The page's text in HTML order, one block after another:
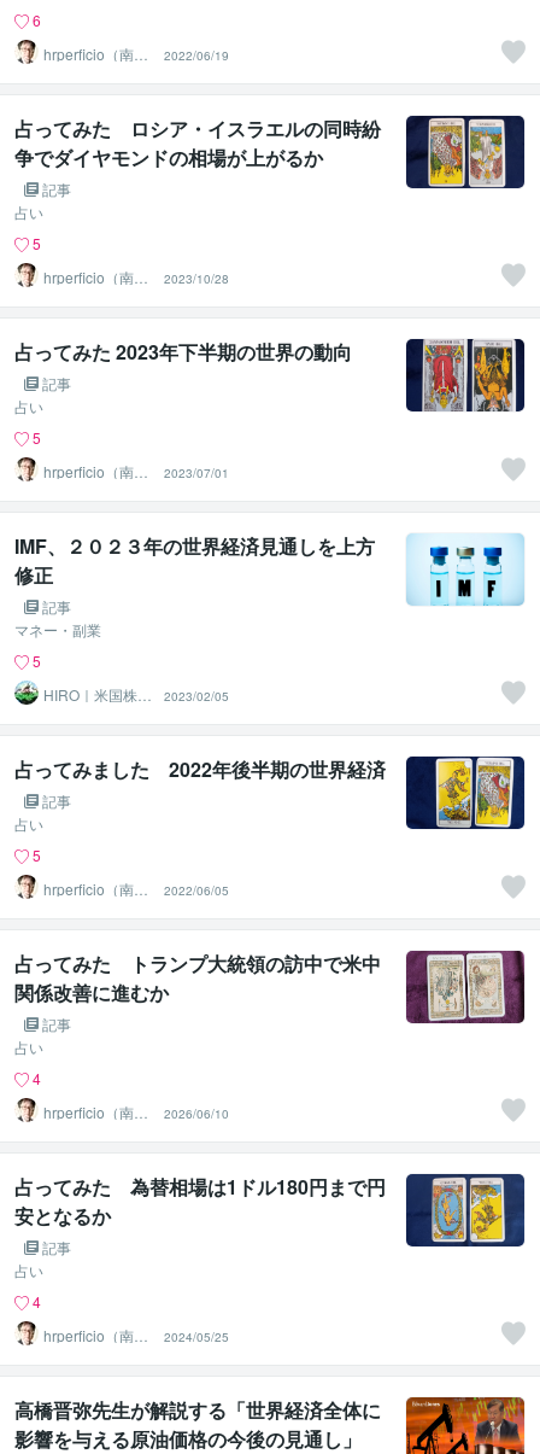
6
hrperficio（南仙
台の父）
2022/06/19
占ってみた ロシア・イスラエルの同時紛
争でダイヤモンドの相場が上がるか
記事
占い
5
hrperficio（南仙
台の父）
2023/10/28
占ってみた 2023年下半期の世界の動向
記事
占い
5
hrperficio（南仙
台の父）
2023/07/01
IMF、２０２３年の世界経済見通しを上方
修正
記事
マネー・副業
5
HIRO｜米国株×
兼業トレーダー
2023/02/05
占ってみました 2022年後半期の世界経済
記事
占い
5
hrperficio（南仙
台の父）
2022/06/05
占ってみた トランプ大統領の訪中で米中
関係改善に進むか
記事
占い
4
hrperficio（南仙
台の父）
2026/06/10
占ってみた 為替相場は1ドル180円まで円
安となるか
記事
占い
4
hrperficio（南仙
台の父）
2024/05/25
高橋晋弥先生が解説する「世界経済全体に
影響を与える原油価格の今後の見通し」